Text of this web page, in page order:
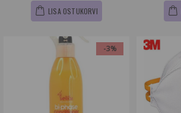
LISA OSTUKORVI
-3%